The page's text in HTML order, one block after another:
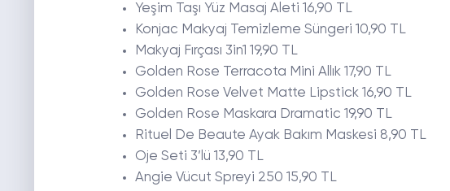
Yeşim Taşı Yüz Masaj Aleti 16,90 TL
Konjac Makyaj Temizleme Süngeri 10,90 TL
Makyaj Fırçası 3in1 19,90 TL
Golden Rose Terracota Mini Allık 17,90 TL
Golden Rose Velvet Matte Lipstick 16,90 TL
Golden Rose Maskara Dramatic 19,90 TL
Rituel De Beaute Ayak Bakım Maskesi 8,90 TL
Oje Seti 3’lü 13,90 TL
Angie Vücut Spreyi 250 15,90 TL